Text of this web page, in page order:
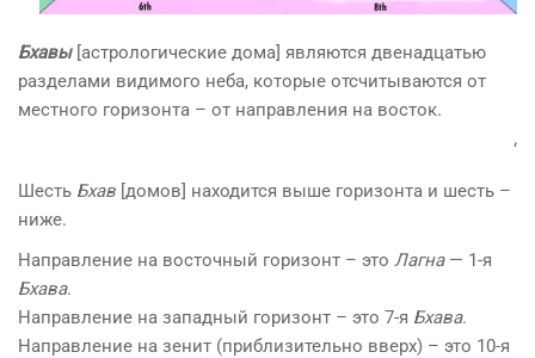
Бхавы[астрологические дома] являются двенадцатью
разделами видимого неба, которые отсчитываются от
местного горизонта – от направления на восток.
‘
Шесть Бхав [домов] находится выше горизонта и шесть –
ниже.
Направление на восточный горизонт – это Лагна— 1-я
Бхава.
Направление на западный горизонт – это 7-я Бхава.
Направление на зенит (приблизительно вверх) – это 10-я